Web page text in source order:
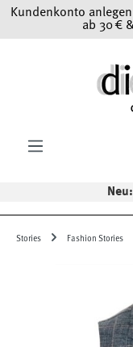
Zum Hauptinhalt
Kundenkonto
ab 30 €
Stories Fashion Stories